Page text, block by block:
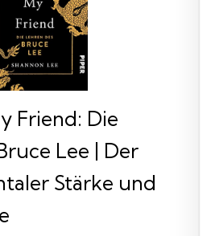
Friend: Die
Lee | Der
Stärke und